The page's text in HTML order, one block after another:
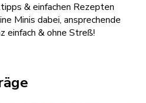
& einfachen Rezepten
Minis dabei, ansprechende
einfach & ohne Streß!